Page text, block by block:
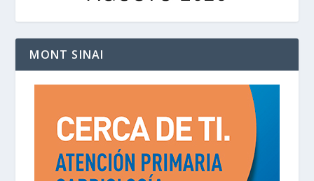
MONT SINAI